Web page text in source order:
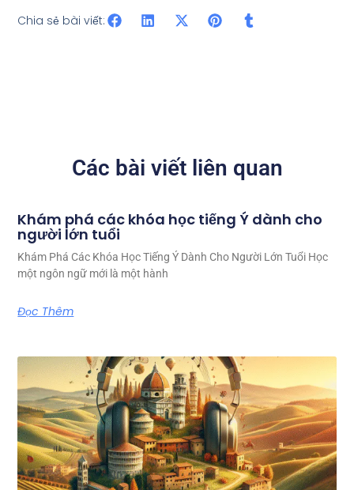
Chia sẻ bài viết:
Các bài viết liên quan
Khám phá các khóa học tiếng Ý dành cho
người lớn tuổi
Khám Phá Các Khóa Học Tiếng Ý Dành Cho Người Lớn Tuổi Học
một ngôn ngữ mới là một hành
Đọc Thêm